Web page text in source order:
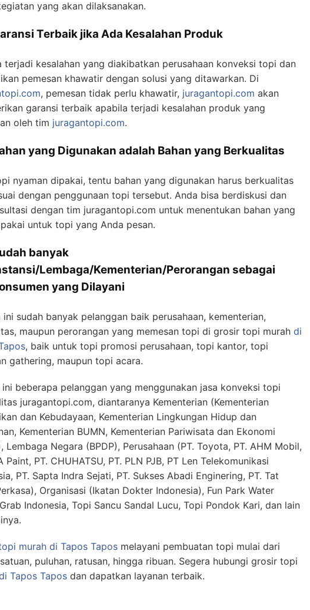
yang akan dilaksanakan.
Terbaik jika Ada Kesalahan Produk
terjadi kesalahan yang diakibatkan perusahaan konveksi topi dan
pemesan khawatir dengan solusi yang ditawarkan. Di
, pemesan tidak perlu khawatir, juragantopi.com akan
garansi terbaik apabila terjadi kesalahan produk yang
oleh tim juragantopi.com.
yang Digunakan adalah Bahan yang Berkualitas
nyaman dipakai, tentu bahan yang digunakan harus berkualitas
dengan penggunaan topi tersebut. Anda bisa berdiskusi dan
dengan tim juragantopi.com untuk menentukan bahan yang
untuk topi yang Anda pesan.
banyak
Lembaga/Kementerian/Perorangan sebagai
yang Dilayani
ini sudah banyak pelanggan baik perusahaan, kementerian,
maupun perorangan yang memesan topi di grosir topi murah di
, baik untuk topi promosi perusahaan, topi kantor, topi
gathering, maupun topi acara.
ini beberapa pelanggan yang menggunakan jasa konveksi topi
juragantopi.com, diantaranya Kementerian (Kementerian
dan Kebudayaan, Kementerian Lingkungan Hidup dan
Kementerian BUMN, Kementerian Pariwisata dan Ekonomi
Lembaga Negara (BPDP), Perusahaan (PT. Toyota, PT. AHM Mobil,
Paint, PT. CHUHATSU, PT. PLN PJB, PT Len Telekomunikasi
PT. Sapta Indra Sejati, PT. Sukses Abadi Enginering, PT. Tat
Organisasi (Ikatan Dokter Indonesia), Fun Park Water
Indonesia, Topi Sancu Sandal Lucu, Topi Pondok Kari, dan lain
murah di Tapos Tapos melayani pembuatan topi mulai dari
puluhan, ratusan, hingga ribuan. Segera hubungi grosir topi
Tapos Tapos dan dapatkan layanan terbaik.